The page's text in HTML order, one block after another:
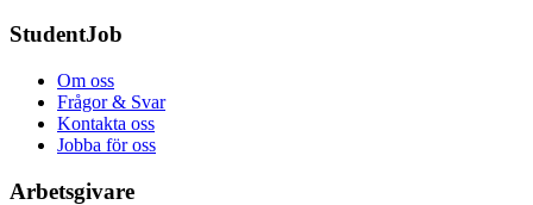
StudentJob
Om oss
Frågor & Svar
Kontakta oss
Jobba för oss
Arbetsgivare